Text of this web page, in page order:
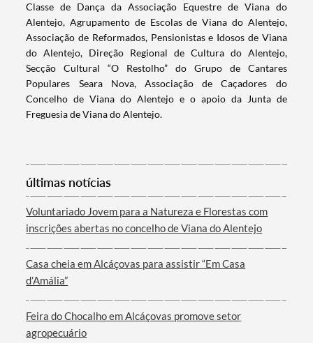
Termo de Pesquisa
Categorias gerais
Filtros
Classe de Dança da Associação Equestre de Viana do
Alentejo, Agrupamento de Escolas de Viana do Alentejo,
Associação de Reformados, Pensionistas e Idosos de Viana
do Alentejo, Direção Regional de Cultura do Alentejo,
Secção Cultural “O Restolho” do Grupo de Cantares
Populares Seara Nova, Associação de Caçadores do
Concelho de Viana do Alentejo e o apoio da Junta de
Freguesia de Viana do Alentejo.
últimas notícias
Voluntariado Jovem para a Natureza e Florestas com
inscrições abertas no concelho de Viana do Alentejo
Casa cheia em Alcáçovas para assistir “Em Casa
d’Amália”
Feira do Chocalho em Alcáçovas promove setor
agropecuário